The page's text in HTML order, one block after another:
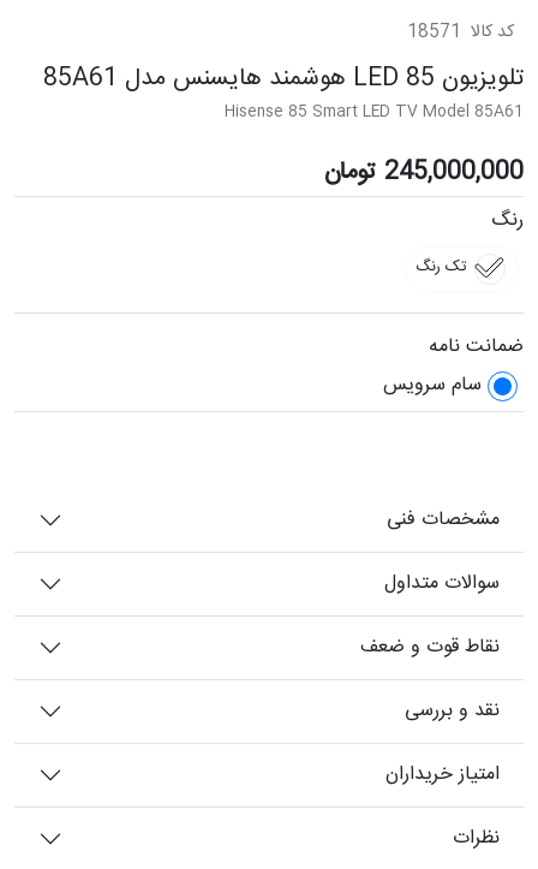
کد کالا 18571
تلویزیون LED 85 هوشمند هایسنس مدل 85A61
Hisense 85 Smart LED TV Model 85A61
245,000,000 تومان
رنگ
تک رنگ
ضمانت نامه
سام سرویس
مشخصات فنی
سوالات متداول
نقاط قوت و ضعف
نقد و بررسی
امتیاز خریداران
نظرات